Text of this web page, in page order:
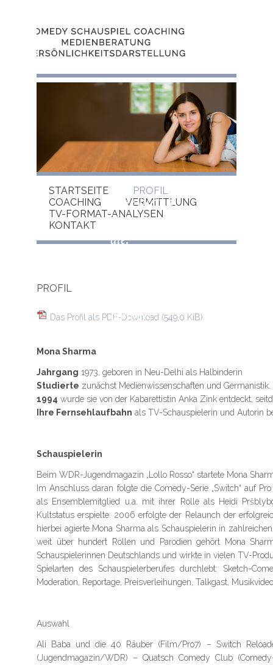
"Die besten
Künstler sind
die,
bleiben."
Navigation
überspringen
STARTSEITE
PROFIL
COACHING
VERMITTLUNG
TV-FORMAT-ANALYSEN
KONTAKT
PROFIL
Das Profil als PDF-Download (549,0 KiB)
Mona Sharma
Jahrgang 1973, geboren in Neu-Delhi als Halbinderin
Studierte zunächst Medienwissenschaften und Germanistik.
1994 wurde sie von der Kabarettistin Anka Zink entdeckt,
Ihre Fernsehlaufbahn als TV-Schauspielerin und Autorin
Schauspielerin
Beim WDR-Jugendmagazin „Lollo Rosso“ startete Mona
Im Anschluss daran folgte die Comedy-Serie „Switch“ auf
als Ensemblemitglied u.a. mit ihrer Rolle als Heidi
Kultstatus erspielte. 2006 erfolgte der Relaunch der
hierbei agierte Mona Sharma als Schauspielerin in
weit über hundert Rollen und Parodien gehört Mona
Schauspielerinnen Deutschlands und wirkte in vielen TV-
Spielarten des Schauspielerberufes durchlebt: Sketch-
Moderation, Reportage, Preisverleihungen, Talkgast,
Auswahl
Ali Baba und die 40 Räuber (Film/Pro7) – Switch
(Jugendmagazin/WDR) – Quatsch Comedy Club